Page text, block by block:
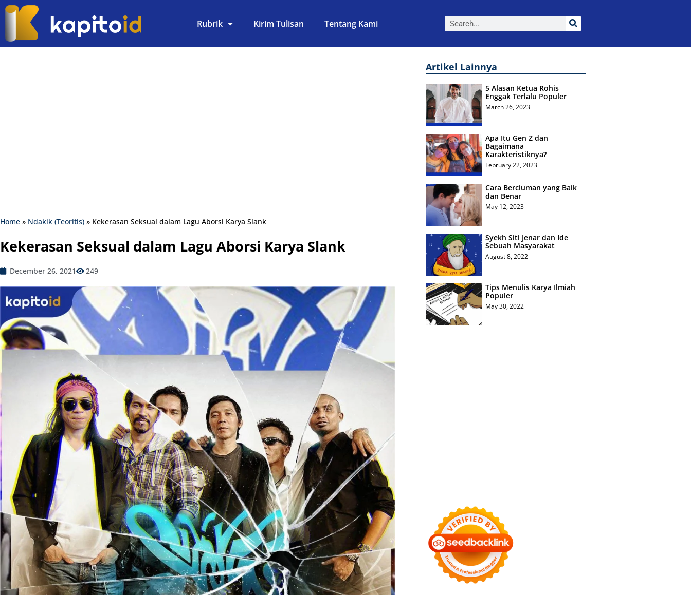
Rubrik Kirim Tulisan Tentang Kami
Home » Ndakik (Teoritis) » Kekerasan Seksual dalam Lagu Aborsi Karya Slank
Kekerasan Seksual dalam Lagu Aborsi Karya Slank
December 26, 2021 249
Artikel Lainnya
5 Alasan Ketua Rohis
Enggak Terlalu Populer
March 26, 2023
Apa Itu Gen Z dan
Bagaimana
Karakteristiknya?
February 22, 2023
Cara Berciuman yang Baik
dan Benar
May 12, 2023
Syekh Siti Jenar dan Ide
Sebuah Masyarakat
August 8, 2022
Tips Menulis Karya Ilmiah
Populer
May 30, 2022